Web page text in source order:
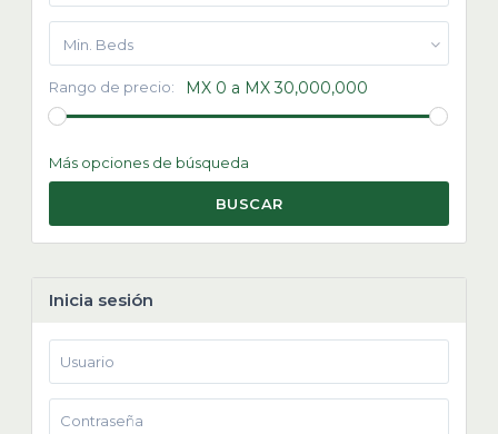
Min. Beds
Rango de precio: MX 0 a MX 30,000,000
Más opciones de búsqueda
BUSCAR
Inicia sesión